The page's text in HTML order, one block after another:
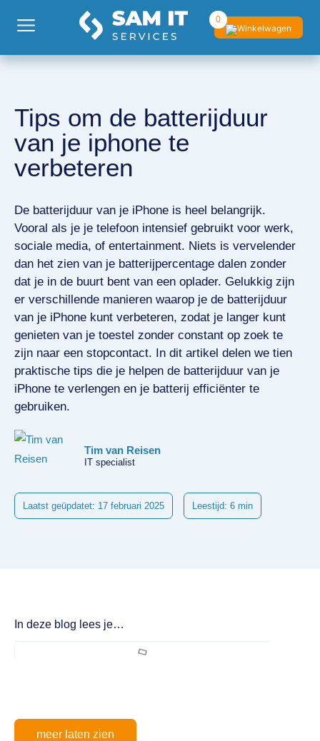
0
Tips om de batterijduur
van je iphone te
verbeteren
De batterijduur van je iPhone is heel belangrijk.
Vooral als je je telefoon intensief gebruikt voor werk,
sociale media, of entertainment. Niets is vervelender
dan het zien van je batterijpercentage dalen zonder
dat je in de buurt bent van een oplader. Gelukkig zijn
er verschillende manieren waarop je de batterijduur
van je iPhone kunt verbeteren, zodat je langer kunt
genieten van je toestel zonder constant op zoek te
zijn naar een stopcontact. In dit artikel delen we tien
praktische tips die je helpen de batterijduur van je
iPhone te verlengen en je batterij efficiënter te
gebruiken.
Tim van Reisen
IT specialist
Laatst geüpdatet: 17 februari 2025 Leestijd: 6 min
In deze blog lees je…
meer laten zien